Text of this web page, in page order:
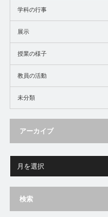
学科の行事
展示
授業の様子
教員の活動
未分類
アーカイブ
検索